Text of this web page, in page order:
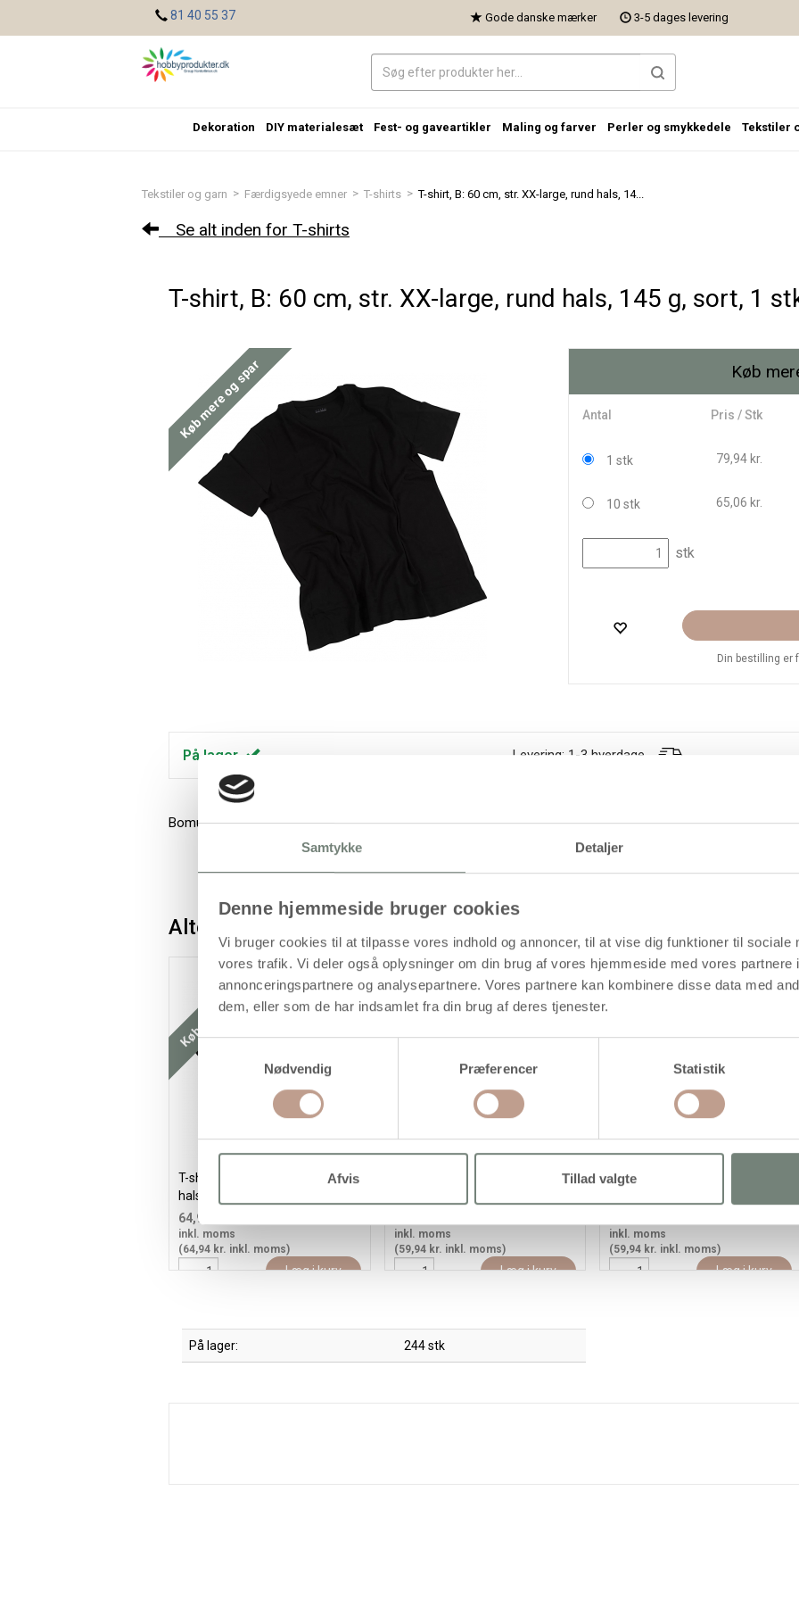
Samtykke Detaljer
Denne hjemmeside bruger cookies
Vi bruger cookies til at tilpasse vores indhold og annoncer, til at vise dig funktioner til sociale
vores trafik. Vi deler også oplysninger om din brug af vores hjemmeside med vores partnere
annonceringspartnere og analysepartnere. Vores partnere kan kombinere disse data med
dem, eller som de har indsamlet fra din brug af deres tjenester.
Samtykkevalg
Nødvendig
Præferencer Statistik
Afvis Tillad valgte
Tekstiler og garn > Færdigsyede emner > T-shirts > T-shirt, B: 60 cm, str. XX-large, rund hals, 14...
Se alt inden for T-shirts
T-shirt, B: 60 cm, str. XX-large, rund hals, 145 g, sort, 1
Køb mere og spar Køb
Antal Pris / Stk
1 stk 79,94 kr.
10 stk 65,06 kr.
stk
Din bestilling er
På lager Levering: 1-3 hverdage
Bomulds T-shirt med rund hals, som du selv kan sætte dit eget personlige præg på
Alternativer
Køb mere og spar
T-shirt, B: 40 cm, str. 7-8 år, rund
hals, 145 g, sort, 1 stk.
64,94
inkl. moms
(64,94 kr. inkl. moms)
Læg i kurv
Køb mere og spar
inkl. moms
(59,94 kr. inkl. moms)
Læg i kurv
Køb mere og spar
T-shirt, B: 52 cm, str. medium,
inkl. moms
(59,94 kr. inkl. moms)
Læg i kurv
På lager: 244 stk
81 40 55 37 Gode danske mærker 3-5 dages levering
Dekoration DIY materialesæt Fest- og gaveartikler Maling og farver Perler og smykkedele Tekstiler